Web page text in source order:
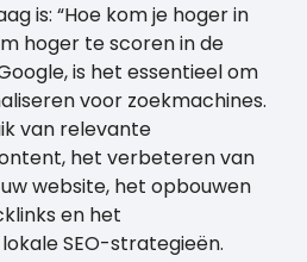
is: “Hoe kom je hoger in
hoger te scoren in de
is het essentieel om
voor zoekmachines.
van relevante
het verbeteren van
website, het opbouwen
en het
SEO-strategieën.